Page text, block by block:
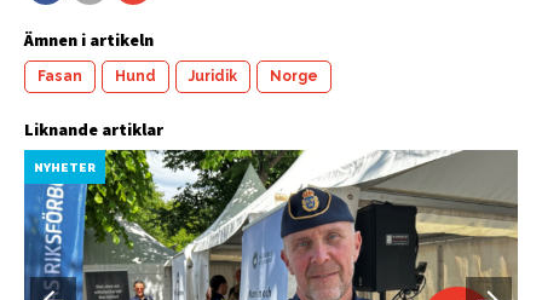
Ämnen i artikeln
Fasan Hund Juridik Norge
Liknande artiklar
NYHETER